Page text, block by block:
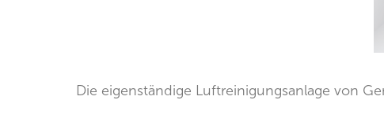
Die eigenständige Luftreinigungsanlage von